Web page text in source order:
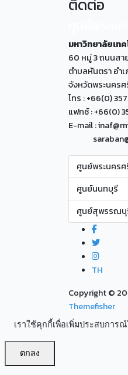
ติดต่อ
มหาวิทยาลัยเท
60 หมู่ 3 ถนนสา
ตำบลหันตรา อำ
จังหวัดพระนคร
โทร : +66(0)
แฟกซ์ : +66(0)
E-mail :
ศูนย์พระนคร
ศูนย์นนทบุรี
ศูนย์สุพรรณ
TH
Copyright ©
Themefisher
เราใช้คุกกี้เพื่อเพิ่มประสบกา
ตกลง